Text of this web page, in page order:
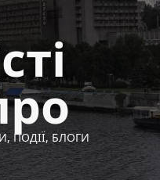
ПОДІЇ, БЛОГИ